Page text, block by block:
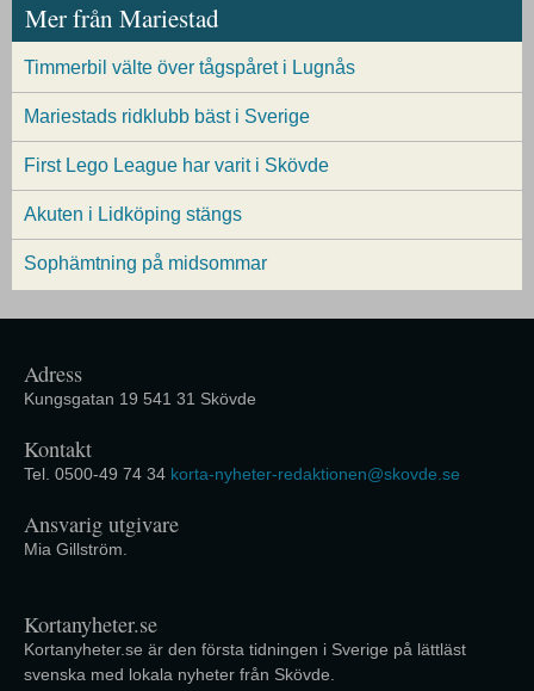
Mer från Mariestad
Timmerbil välte över tågspåret i Lugnås
Mariestads ridklubb bäst i Sverige
First Lego League har varit i Skövde
Akuten i Lidköping stängs
Sophämtning på midsommar
Adress
Kungsgatan 19 541 31 Skövde
Kontakt
Tel. 0500-49 74 34 korta-nyheter-redaktionen@skovde.se
Ansvarig utgivare
Mia Gillström.
Kortanyheter.se
Kortanyheter.se är den första tidningen i Sverige på lättläst
svenska med lokala nyheter från Skövde.